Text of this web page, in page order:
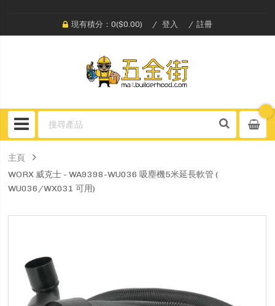
現有積分：0($0.00) 登入 註冊
主頁
WORX 威克士 - WA9398-WU036 吸塵機5米延長軟管 (
WU036/WX031 可用)